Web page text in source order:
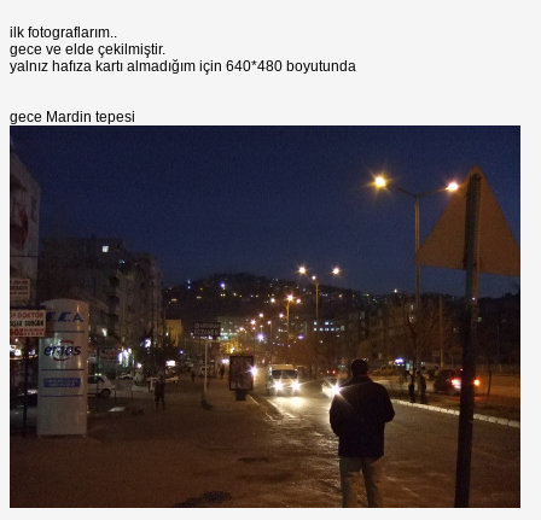
ilk fotograflarım..
gece ve elde çekilmiştir.
yalnız hafıza kartı almadığım için 640*480 boyutunda
gece Mardin tepesi